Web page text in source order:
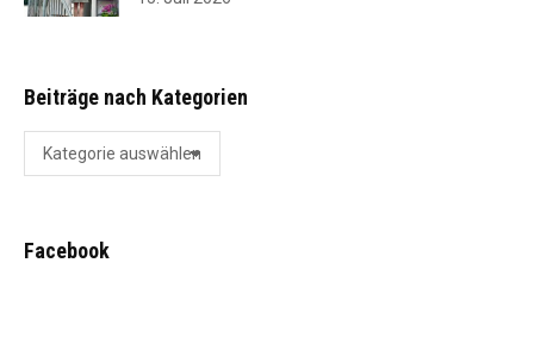
Beiträge nach Kategorien
Beiträge
nach
Facebook